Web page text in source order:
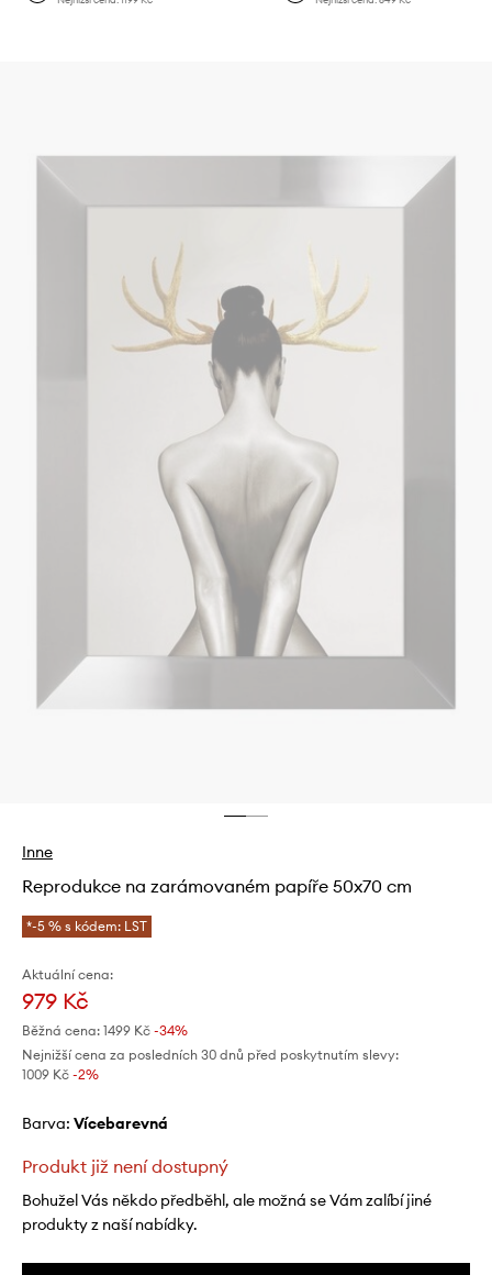
Inne
Reprodukce na zarámovaném papíře 50x70 cm
*-5 % s kódem: LST
Aktuální cena:
979 Kč
Běžná cena: 1499 Kč -34%
Nejnižší cena za posledních 30 dnů před poskytnutím slevy:
1009 Kč -2%
Barva: vícebarevná
Produkt již není dostupný
Bohužel Vás někdo předběhl, ale možná se Vám zalíbí jiné
produkty z naší nabídky.